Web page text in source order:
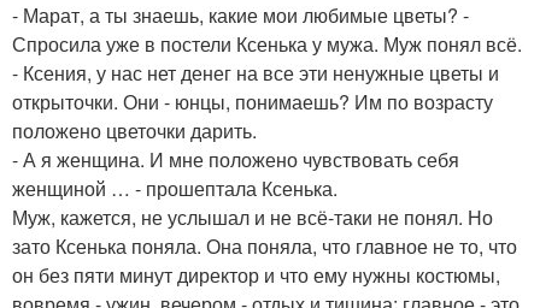
- Марат, а ты знаешь, какие мои любимые цветы? -
Спросила уже в постели Ксенька у мужа. Муж понял всё.
- Ксения, у нас нет денег на все эти ненужные цветы и
открыточки. Они - юнцы, понимаешь? Им по возрасту
положено цветочки дарить.
- А я женщина. И мне положено чувствовать себя
женщиной … - прошептала Ксенька.
Муж, кажется, не услышал и не всё-таки не понял. Но
зато Ксенька поняла. Она поняла, что главное не то, что
он без пяти минут директор и что ему нужны костюмы,